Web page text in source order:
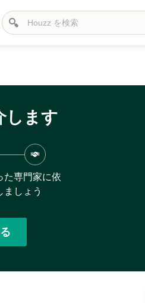
します
た専門家に依
ましょう